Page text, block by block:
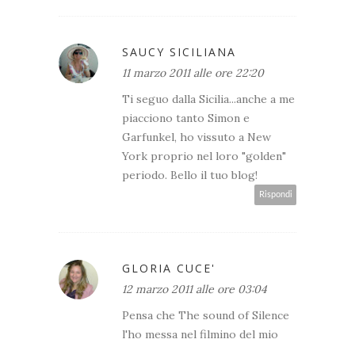
SAUCY SICILIANA
11 marzo 2011 alle ore 22:20
Ti seguo dalla Sicilia...anche a me
piacciono tanto Simon e
Garfunkel, ho vissuto a New
York proprio nel loro "golden"
periodo. Bello il tuo blog!
Rispondi
GLORIA CUCE'
12 marzo 2011 alle ore 03:04
Pensa che The sound of Silence
l'ho messa nel filmino del mio